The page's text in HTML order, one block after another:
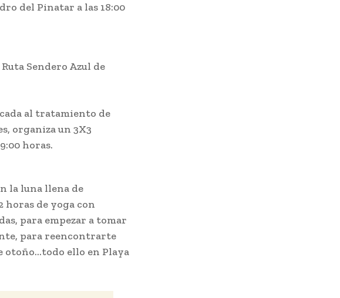
del Pinatar a las 18:00
Sendero Azul de
al tratamiento de
organiza un 3X3
horas.
la luna llena de
horas de yoga con
para empezar a tomar
para reencontrarte
otoño…todo ello en Playa